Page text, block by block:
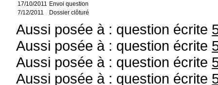
17/10/2011 Envoi question
7/12/2011
Dossier clôturé
Aussi posée à : question écrite
Aussi posée à : question écrite
Aussi posée à : question écrite
Aussi posée à : question écrite